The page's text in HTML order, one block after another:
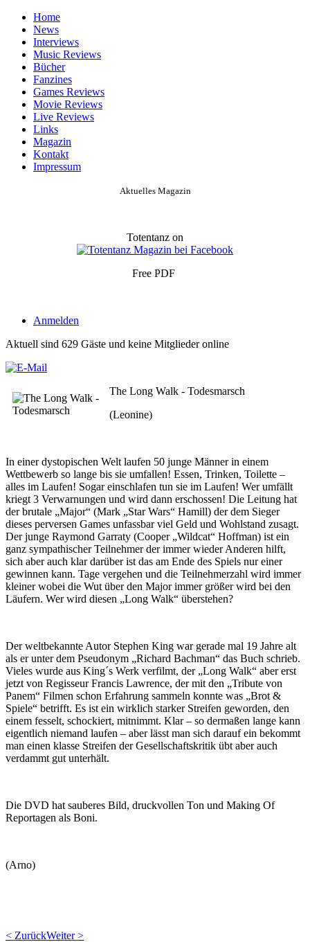
Home
News
Interviews
Music Reviews
Bücher
Fanzines
Games Reviews
Movie Reviews
Live Reviews
Links
Magazin
Kontakt
Impressum
Aktuelles Magazin
Totentanz on
Free PDF
Anmelden
Aktuell sind 629 Gäste und keine Mitglieder online
The Long Walk - Todesmarsch
(Leonine)
In einer dystopischen Welt laufen 50 junge Männer in einem
Wettbewerb so lange bis sie umfallen! Essen, Trinken, Toilette –
alles im Laufen! Sogar einschlafen tun sie im Laufen! Wer umfällt
kriegt 3 Verwarnungen und wird dann erschossen! Die Leitung hat
der brutale „Major“ (Mark „Star Wars“ Hamill) der dem Sieger
dieses perversen Games unfassbar viel Geld und Wohlstand zusagt.
Der junge Raymond Garraty (Cooper „Wildcat“ Hoffman) ist ein
ganz sympathischer Teilnehmer der immer wieder Anderen hilft,
sich aber auch klar darüber ist das am Ende des Spiels nur einer
gewinnen kann. Tage vergehen und die Teilnehmerzahl wird immer
kleiner wobei die Wut über den Major immer größer wird bei den
Läufern. Wer wird diesen „Long Walk“ überstehen?
Der weltbekannte Autor Stephen King war gerade mal 19 Jahre alt
als er unter dem Pseudonym „Richard Bachman“ das Buch schrieb.
Vieles wurde aus King´s Werk verfilmt, der „Long Walk“ aber erst
jetzt von Regisseur Francis Lawrence, der mit den „Tribute von
Panem“ Filmen schon Erfahrung sammeln konnte was „Brot &
Spiele“ betrifft. Es ist ein wirklich starker Streifen geworden, den
einem fesselt, schockiert, mitnimmt. Klar – so dermaßen lange kann
eigentlich niemand laufen – aber lässt man sich darauf ein bekommt
man einen klasse Streifen der Gesellschaftskritik übt aber auch
verdammt gut unterhält.
Die DVD hat sauberes Bild, druckvollen Ton und Making Of
Reportagen als Boni.
(Arno)
< ZurückWeiter >